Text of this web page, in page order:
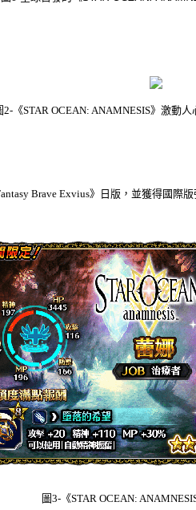
2- 《STAR OCEAN: ANAMNESIS》激動人
Brave Exvius》日版，並獲得國際
圖3-《STAR OCEAN: